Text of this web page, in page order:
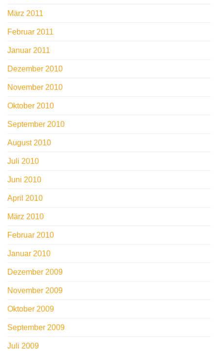
März 2011
Februar 2011
Januar 2011
Dezember 2010
November 2010
Oktober 2010
September 2010
August 2010
Juli 2010
Juni 2010
April 2010
März 2010
Februar 2010
Januar 2010
Dezember 2009
November 2009
Oktober 2009
September 2009
Juli 2009